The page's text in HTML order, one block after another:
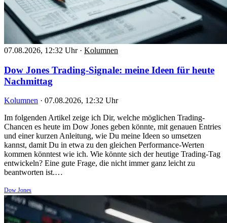
07.08.2026, 12:32 Uhr · Kolumnen
Dow Jones Trading-Signale: meine Ideen für heute
Nachmittag
Kolumnen · 07.08.2026, 12:32 Uhr
Im folgenden Artikel zeige ich Dir, welche möglichen Trading-
Chancen es heute im Dow Jones geben könnte, mit genauen Entries
und einer kurzen Anleitung, wie Du meine Ideen so umsetzen
kannst, damit Du in etwa zu den gleichen Performance-Werten
kommen könntest wie ich. Wie könnte sich der heutige Trading-Tag
entwickeln? Eine gute Frage, die nicht immer ganz leicht zu
beantworten ist.…
Dow Jones